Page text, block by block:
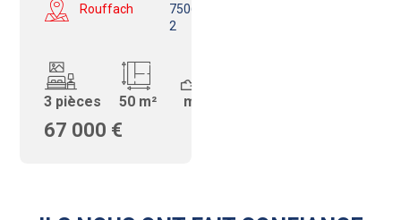
Rouffach
750681021-
2
3 pièces 50 m² m²
67 000 €